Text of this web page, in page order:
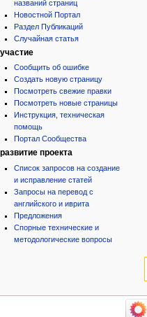
названий страниц
Новостной Портал
Раздел Публикаций
Случайная статья
участие
Сообщить об ошибке
Создать новую страницу
Посмотреть свежие правки
Посмотреть новые страницы
Инструкция, техническая
помощь
Портал Сообщества
развитие проекта
Список запросов на создание
и исправление статей
Запросы на перевод с
английского и иврита
Предложения
Спорные технические и
методологические вопросы
категории